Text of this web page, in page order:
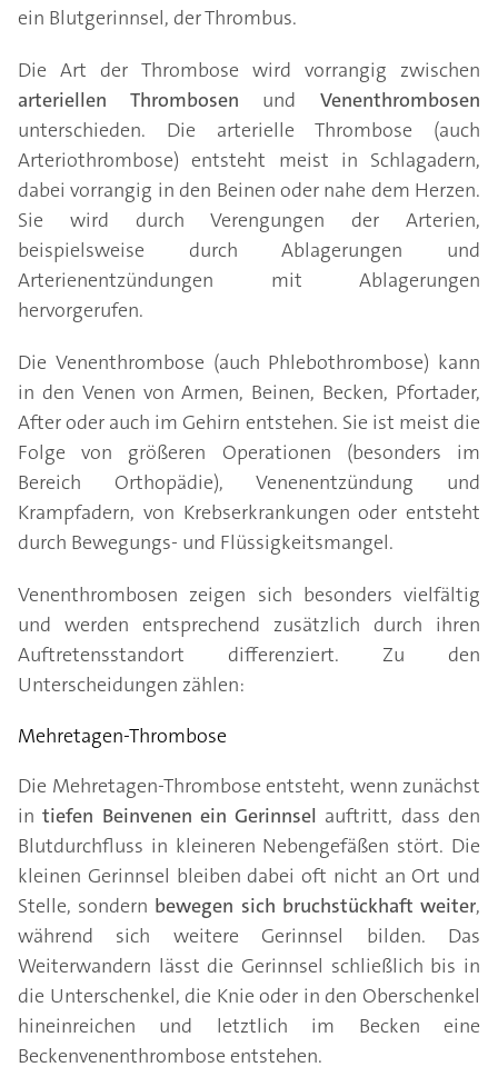
ein Blutgerinnsel, der Thrombus.
Die Art der Thrombose wird vorrangig zwischen
arteriellen Thrombosen undVenenthrombosen
unterschieden. Die arterielle Thrombose (auch
Arteriothrombose) entsteht meist in Schlagadern,
dabei vorrangig in den Beinen oder nahe dem Herzen.
Sie wird durch Verengungen der Arterien,
beispielsweise durch Ablagerungen und
Arterienentzündungen mit Ablagerungen
hervorgerufen.
Die Venenthrombose (auch Phlebothrombose) kann
in den Venen von Armen, Beinen, Becken, Pfortader,
After oder auch im Gehirn entstehen. Sie ist meist die
Folge von größeren Operationen (besonders im
Bereich Orthopädie), Venenentzündung und
Krampfadern, von Krebserkrankungen oder entsteht
durch Bewegungs- und Flüssigkeitsmangel.
Venenthrombosen zeigen sich besonders vielfältig
und werden entsprechend zusätzlich durch ihren
Auftretensstandort differenziert. Zu den
Unterscheidungen zählen:
Mehretagen-Thrombose
Die Mehretagen-Thrombose entsteht, wenn zunächst
intiefen Beinvenen ein Gerinnsel auftritt, dass den
Blutdurchfluss in kleineren Nebengefäßen stört. Die
kleinen Gerinnsel bleiben dabei oft nicht an Ort und
Stelle, sondern bewegen sich bruchstückhaft weiter,
während sich weitere Gerinnsel bilden. Das
Weiterwandern lässt die Gerinnsel schließlich bis in
die Unterschenkel, die Knie oder in den Oberschenkel
hineinreichen und letztlich im Becken eine
Beckenvenenthrombose entstehen.